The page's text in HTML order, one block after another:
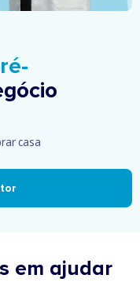
casa
em ajudar